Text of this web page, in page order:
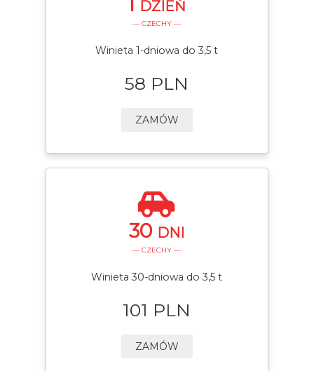
DZIEŃ
— CZECHY —
Winieta 1-dniowa do 3,5 t
58 PLN
ZAMÓW
30 DNI
— CZECHY —
Winieta 30-dniowa do 3,5 t
101 PLN
ZAMÓW